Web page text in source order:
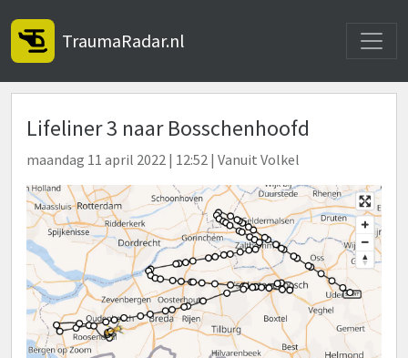
TraumaRadar.nl
Lifeliner 3 naar Bosschenhoofd
maandag 11 april 2022 | 12:52 | Vanuit Volkel